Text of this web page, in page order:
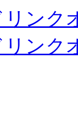
ンク
ンク